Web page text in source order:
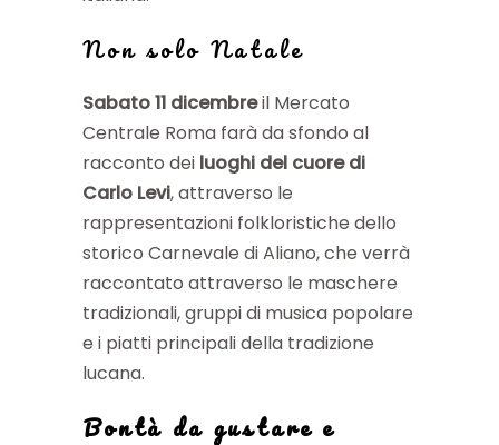
Non solo Natale
Sabato 11 dicembreil Mercato
Centrale Roma farà da sfondo al
racconto dei luoghi del cuore di
Carlo Levi, attraverso le
rappresentazioni folkloristiche dello
storico Carnevale di Aliano, che verrà
raccontato attraverso le maschere
tradizionali, gruppi di musica popolare
e i piatti principali della tradizione
lucana.
Bontà da gustare e